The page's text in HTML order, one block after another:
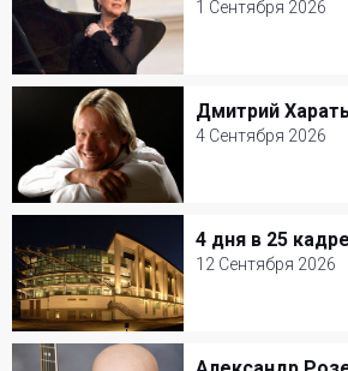
1 Сентября 2026
1 Сентября 2026
Театр Вахтангова
Классическая музыка
Дмитрий
4 Сентября 2026
Дмитрий
4 Сентября 2026
Джаз-клуб Игоря Бутмана
Популярная музыка
4 дня в 25 кадре
12 Сентября 2026
4 дня в 25 кадре
12 Сентября 2026
Мастерская Петра Фоменко